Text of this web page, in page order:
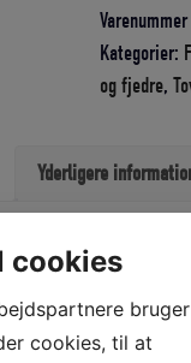
18
MM
X
SORT
antal
Kategorier:
og fjedre,
Yderligere
cookies
bruger
cookies, til at